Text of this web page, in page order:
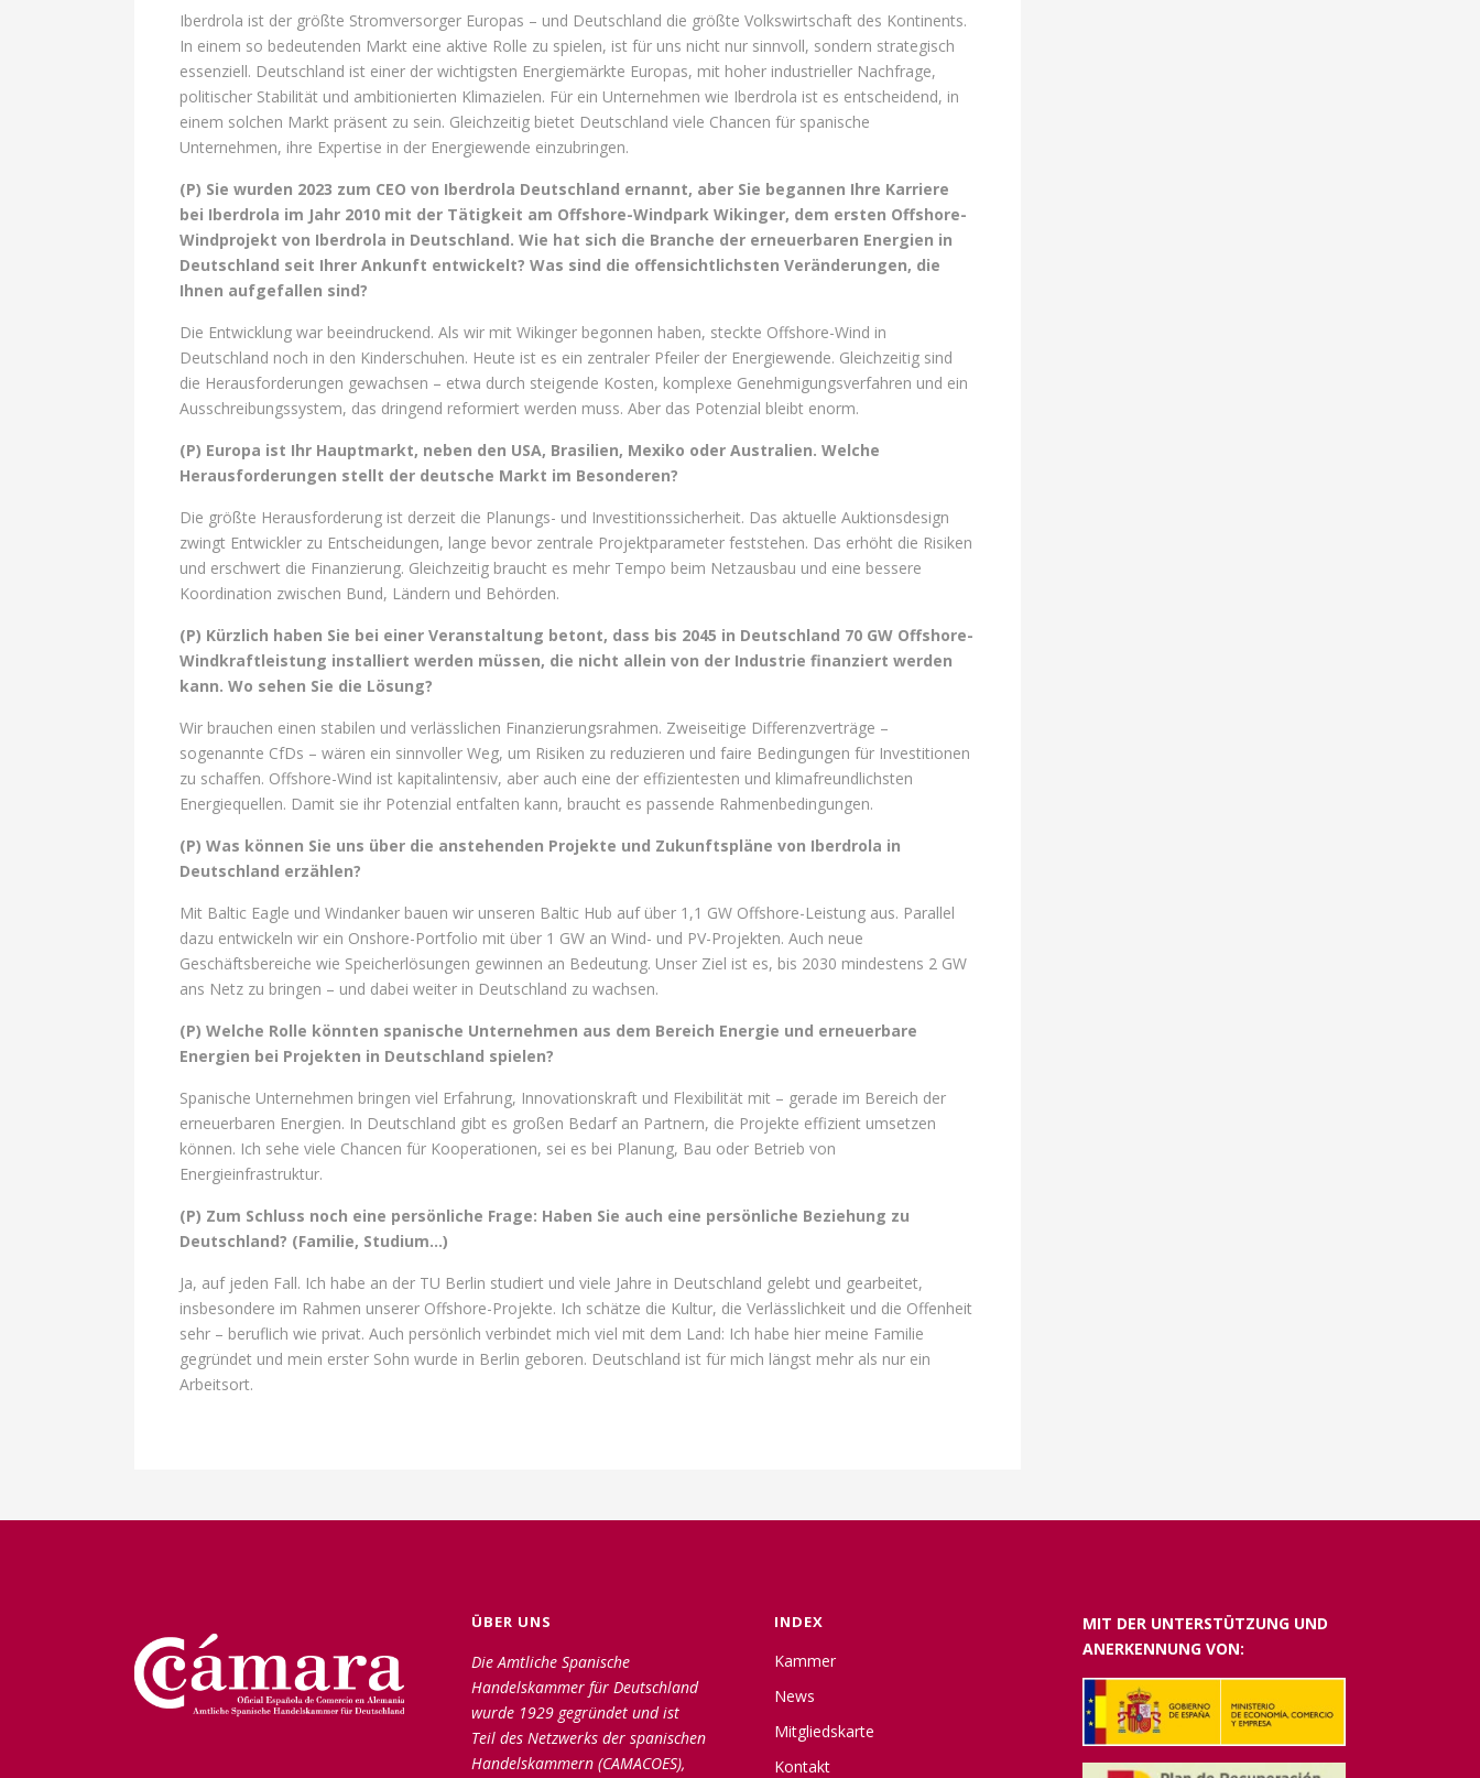
Iberdrola ist der größte Stromversorger Europas – und Deutschland die größte Volkswirtschaft des Kontinents.
In einem so bedeutenden Markt eine aktive Rolle zu spielen, ist für uns nicht nur sinnvoll, sondern strategisch
essenziell. Deutschland ist einer der wichtigsten Energiemärkte Europas, mit hoher industrieller Nachfrage,
politischer Stabilität und ambitionierten Klimazielen. Für ein Unternehmen wie Iberdrola ist es entscheidend, in
einem solchen Markt präsent zu sein. Gleichzeitig bietet Deutschland viele Chancen für spanische
Unternehmen, ihre Expertise in der Energiewende einzubringen.
(P) Sie wurden 2023 zum CEO von Iberdrola Deutschland ernannt, aber Sie begannen Ihre Karriere
bei Iberdrola im Jahr 2010 mit der Tätigkeit am Offshore-Windpark Wikinger, dem ersten Offshore-
Windprojekt von Iberdrola in Deutschland. Wie hat sich die Branche der erneuerbaren Energien in
Deutschland seit Ihrer Ankunft entwickelt? Was sind die offensichtlichsten Veränderungen, die
Ihnen aufgefallen sind?
Die Entwicklung war beeindruckend. Als wir mit Wikinger begonnen haben, steckte Offshore-Wind in
Deutschland noch in den Kinderschuhen. Heute ist es ein zentraler Pfeiler der Energiewende. Gleichzeitig sind
die Herausforderungen gewachsen – etwa durch steigende Kosten, komplexe Genehmigungsverfahren und ein
Ausschreibungssystem, das dringend reformiert werden muss. Aber das Potenzial bleibt enorm.
(P) Europa ist Ihr Hauptmarkt, neben den USA, Brasilien, Mexiko oder Australien. Welche
Herausforderungen stellt der deutsche Markt im Besonderen?
Die größte Herausforderung ist derzeit die Planungs- und Investitionssicherheit. Das aktuelle Auktionsdesign
zwingt Entwickler zu Entscheidungen, lange bevor zentrale Projektparameter feststehen. Das erhöht die Risiken
und erschwert die Finanzierung. Gleichzeitig braucht es mehr Tempo beim Netzausbau und eine bessere
Koordination zwischen Bund, Ländern und Behörden.
(P) Kürzlich haben Sie bei einer Veranstaltung betont, dass bis 2045 in Deutschland 70 GW Offshore-
Windkraftleistung installiert werden müssen, die nicht allein von der Industrie finanziert werden
kann. Wo sehen Sie die Lösung?
Wir brauchen einen stabilen und verlässlichen Finanzierungsrahmen. Zweiseitige Differenzverträge –
sogenannte CfDs – wären ein sinnvoller Weg, um Risiken zu reduzieren und faire Bedingungen für Investitionen
zu schaffen. Offshore-Wind ist kapitalintensiv, aber auch eine der effizientesten und klimafreundlichsten
Energiequellen. Damit sie ihr Potenzial entfalten kann, braucht es passende Rahmenbedingungen.
(P) Was können Sie uns über die anstehenden Projekte und Zukunftspläne von Iberdrola in
Deutschland erzählen?
Mit Baltic Eagle und Windanker bauen wir unseren Baltic Hub auf über 1,1 GW Offshore-Leistung aus. Parallel
dazu entwickeln wir ein Onshore-Portfolio mit über 1 GW an Wind- und PV-Projekten. Auch neue
Geschäftsbereiche wie Speicherlösungen gewinnen an Bedeutung. Unser Ziel ist es, bis 2030 mindestens 2 GW
ans Netz zu bringen – und dabei weiter in Deutschland zu wachsen.
(P) Welche Rolle könnten spanische Unternehmen aus dem Bereich Energie und erneuerbare
Energien bei Projekten in Deutschland spielen?
Spanische Unternehmen bringen viel Erfahrung, Innovationskraft und Flexibilität mit – gerade im Bereich der
erneuerbaren Energien. In Deutschland gibt es großen Bedarf an Partnern, die Projekte effizient umsetzen
können. Ich sehe viele Chancen für Kooperationen, sei es bei Planung, Bau oder Betrieb von
Energieinfrastruktur.
(P) Zum Schluss noch eine persönliche Frage: Haben Sie auch eine persönliche Beziehung zu
Deutschland? (Familie, Studium…)
Ja, auf jeden Fall. Ich habe an der TU Berlin studiert und viele Jahre in Deutschland gelebt und gearbeitet,
insbesondere im Rahmen unserer Offshore-Projekte. Ich schätze die Kultur, die Verlässlichkeit und die Offenheit
sehr – beruflich wie privat. Auch persönlich verbindet mich viel mit dem Land: Ich habe hier meine Familie
gegründet und mein erster Sohn wurde in Berlin geboren. Deutschland ist für mich längst mehr als nur ein
Arbeitsort.
ÜBER UNS
Die Amtliche Spanische
Handelskammer für Deutschland
wurde 1929 gegründet und ist
Teil des Netzwerks der spanischen
Handelskammern (CAMACOES),
INDEX
Kammer
News
Mitgliedskarte
Kontakt
MIT DER UNTERSTÜTZUNG UND
ANERKENNUNG VON: